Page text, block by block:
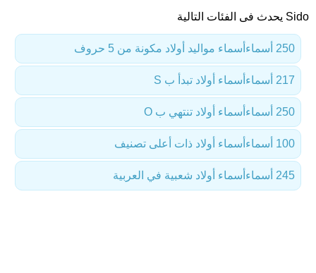
Sido يحدث فى الفئات التالية
أسماء مواليد أولاد مكونة من 5 حروف 250 أسماء
أسماء أولاد تبدأ ب S 217 أسماء
أسماء أولاد تنتهي ب O 250 أسماء
أسماء أولاد ذات أعلى تصنيف 100 أسماء
أسماء أولاد شعبية في العربية 245 أسماء